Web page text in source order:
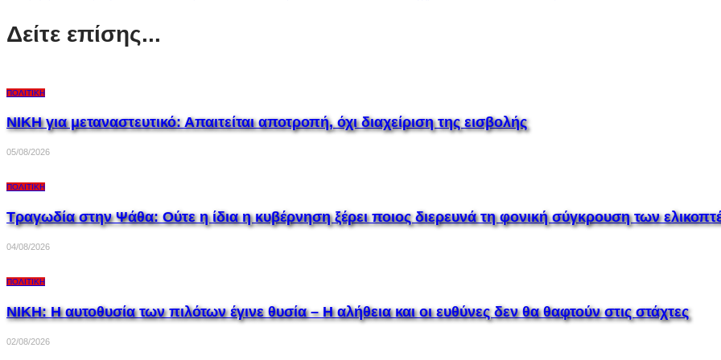
Δείτε επίσης...
ΠΟΛΙΤΙΚΉ
ΝΙΚΗ για μεταναστευτικό: Απαιτείται αποτροπή, όχι διαχείριση της εισβολής
05/08/2026
ΠΟΛΙΤΙΚΉ
Τραγωδία στην Ψάθα: Ούτε η ίδια η κυβέρνηση ξέρει ποιος διερευνά τη φονική σύγκρουση των
04/08/2026
ΠΟΛΙΤΙΚΉ
ΝΙΚΗ: Η αυτοθυσία των πιλότων έγινε θυσία – Η αλήθεια και οι ευθύνες δεν θα θαφτούν στις στάχτες
02/08/2026